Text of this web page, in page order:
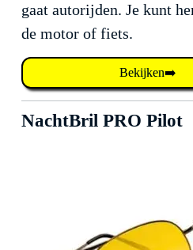
gaat autorijden. Je kunt
de motor of fiets.
Bekijken➡️
NachtBril PRO Pilot